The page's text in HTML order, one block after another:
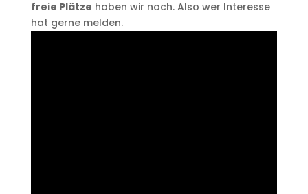
freie Plätze haben wir noch. Also wer Interesse
hat gerne melden.